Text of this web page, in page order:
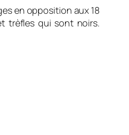
en opposition aux 18
trèfles qui sont noirs.